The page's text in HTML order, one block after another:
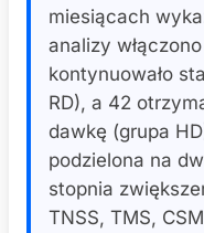
miesiącach
analizy
kontynuowało
RD), a 42
dawkę (grupa
podzielona na
stopnia
TNSS, TMS,